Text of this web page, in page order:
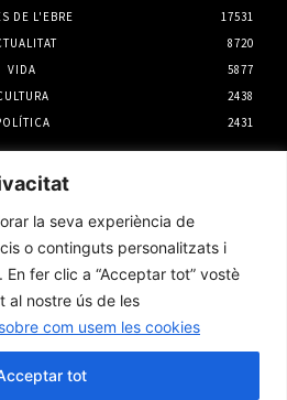
la seva experiència de
o continguts personalitzats i
fer clic a “Acceptar tot” vostè
al nostre ús de les
com usem les cookies
tot
DE L'EBRE
17531
8720
VIDA
5877
2438
2431
l’eclipsi solar